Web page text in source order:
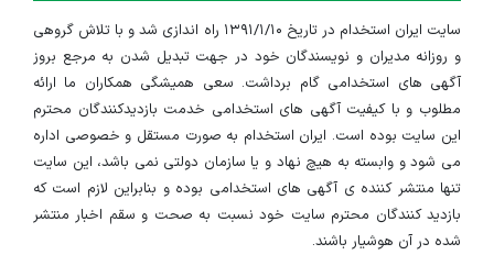
سایت ایران استخدام در تاریخ ۱۳۹۱/۱/۱۰ راه اندازی شد و با تلاش گروهی
و روزانه مدیران و نویسندگان خود در جهت تبدیل شدن به مرجع بروز
آگهی های استخدامی گام برداشت. سعی همیشگی همکاران ما ارائه
مطلوب و با کیفیت آگهی های استخدامی خدمت بازدیدکنندگان محترم
این سایت بوده است. ایران استخدام به صورت مستقل و خصوصی اداره
می شود و وابسته به هیچ نهاد و یا سازمان دولتی نمی باشد، این سایت
تنها منتشر کننده ی آگهی های استخدامی بوده و بنابراین لازم است که
بازدید کنندگان محترم سایت خود نسبت به صحت و سقم اخبار منتشر
شده در آن هوشیار باشند.